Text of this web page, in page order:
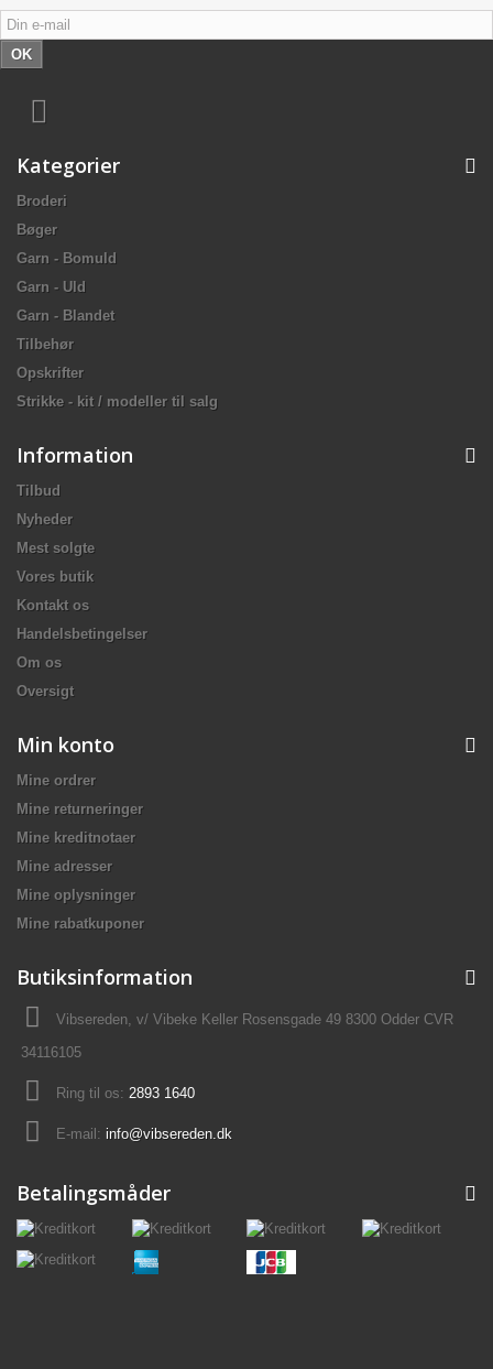
OK
Kategorier
Broderi
Bøger
Garn - Bomuld
Garn - Uld
Garn - Blandet
Tilbehør
Opskrifter
Strikke - kit / modeller til salg
Information
Tilbud
Nyheder
Mest solgte
Vores butik
Kontakt os
Handelsbetingelser
Om os
Oversigt
Min konto
Mine ordrer
Mine returneringer
Mine kreditnotaer
Mine adresser
Mine oplysninger
Mine rabatkuponer
Butiksinformation
Vibsereden, v/ Vibeke Keller Rosensgade 49 8300 Odder CVR
34116105
Ring til os: 2893 1640
E-mail: info@vibsereden.dk
Betalingsmåder